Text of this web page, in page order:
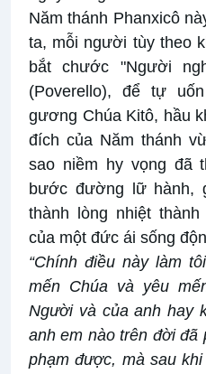
Năm thánh Phanxicô
ta, mỗi người tùy theo
bắt chước "Người
(Poverello), để tự
gương Chúa Kitô, hầu
đích của Năm thánh
sao niềm hy vọng đã
bước đường lữ hành,
thành lòng nhiệt
của một đức ái sống
“Chính điều này làm
mến Chúa và yêu
Người và của anh hay
anh em nào trên đời đã
phạm được, mà sau